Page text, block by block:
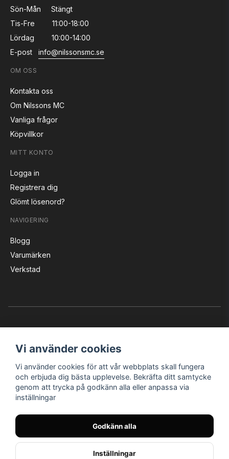
Sön-Mån
Stängt
Tis-Fre
11:00-18:00
Lördag
10:00-14:00
E-post
info@nilssonsmc.se
OM OSS
Kontakta oss
Om Nilssons MC
Vanliga frågor
Köpvillkor
MITT KONTO
Logga in
Registrera dig
Glömt lösenord?
NAVIGERING
Blogg
Varumärken
Verkstad
© Nilssons MC - Allt för dig & din MC
Instagram Facebook YouTube
Vi använder cookies
Vi använder cookies för att vår webbplats skall fungera
och erbjuda dig bästa upplevelse. Bekräfta ditt samtycke
genom att trycka på godkänn alla eller anpassa via
inställningar
Godkänn alla
Inställningar